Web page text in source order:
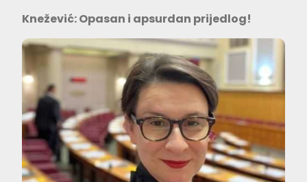
Knežević: Opasan i apsurdan prijedlog!